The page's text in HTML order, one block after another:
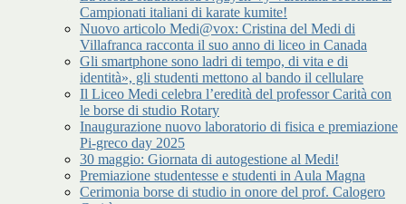
Campionati italiani di karate kumite!
Nuovo articolo Medi@vox: Cristina del Medi di
Villafranca racconta il suo anno di liceo in Canada
Gli smartphone sono ladri di tempo, di vita e di
identità», gli studenti mettono al bando il cellulare
Il Liceo Medi celebra l’eredità del professor Carità con
le borse di studio Rotary
Inaugurazione nuovo laboratorio di fisica e premiazione
Pi-greco day 2025
30 maggio: Giornata di autogestione al Medi!
Premiazione studentesse e studenti in Aula Magna
Cerimonia borse di studio in onore del prof. Calogero